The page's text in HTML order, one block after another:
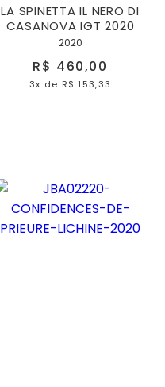
LA SPINETTA IL NERO DI
CASANOVA IGT 2020
2020
R$ 460,00
3x de R$ 153,33